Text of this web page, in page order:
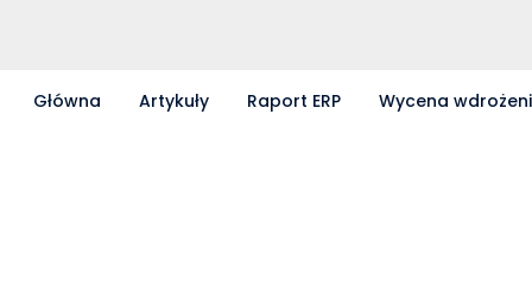
Główna Artykuły Raport ERP Wycena